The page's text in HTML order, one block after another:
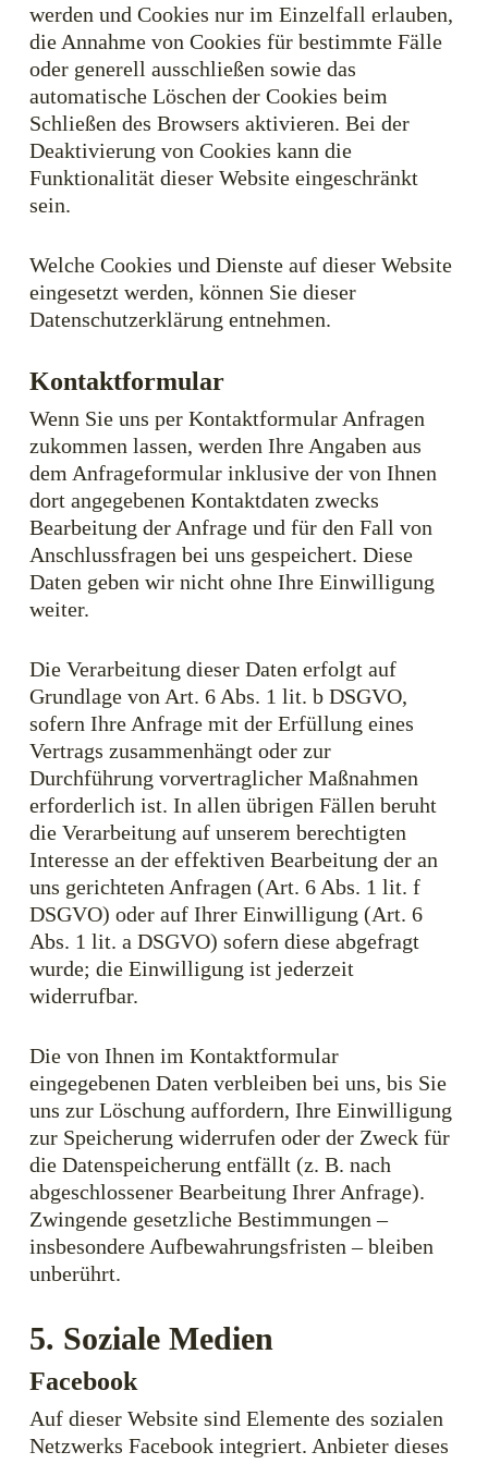
werden und Cookies nur im Einzelfall erlauben,
die Annahme von Cookies für bestimmte Fälle
oder generell ausschließen sowie das
automatische Löschen der Cookies beim
Schließen des Browsers aktivieren. Bei der
Deaktivierung von Cookies kann die
Funktionalität dieser Website eingeschränkt
sein.
Welche Cookies und Dienste auf dieser Website
eingesetzt werden, können Sie dieser
Datenschutzerklärung entnehmen.
Kontaktformular
Wenn Sie uns per Kontaktformular Anfragen
zukommen lassen, werden Ihre Angaben aus
dem Anfrageformular inklusive der von Ihnen
dort angegebenen Kontaktdaten zwecks
Bearbeitung der Anfrage und für den Fall von
Anschlussfragen bei uns gespeichert. Diese
Daten geben wir nicht ohne Ihre Einwilligung
weiter.
Die Verarbeitung dieser Daten erfolgt auf
Grundlage von Art. 6 Abs. 1 lit. b DSGVO,
sofern Ihre Anfrage mit der Erfüllung eines
Vertrags zusammenhängt oder zur
Durchführung vorvertraglicher Maßnahmen
erforderlich ist. In allen übrigen Fällen beruht
die Verarbeitung auf unserem berechtigten
Interesse an der effektiven Bearbeitung der an
uns gerichteten Anfragen (Art. 6 Abs. 1 lit. f
DSGVO) oder auf Ihrer Einwilligung (Art. 6
Abs. 1 lit. a DSGVO) sofern diese abgefragt
wurde; die Einwilligung ist jederzeit
widerrufbar.
Die von Ihnen im Kontaktformular
eingegebenen Daten verbleiben bei uns, bis Sie
uns zur Löschung auffordern, Ihre Einwilligung
zur Speicherung widerrufen oder der Zweck für
die Datenspeicherung entfällt (z. B. nach
abgeschlossener Bearbeitung Ihrer Anfrage).
Zwingende gesetzliche Bestimmungen –
insbesondere Aufbewahrungsfristen – bleiben
unberührt.
5. Soziale Medien
Facebook
Auf dieser Website sind Elemente des sozialen
Netzwerks Facebook integriert. Anbieter dieses